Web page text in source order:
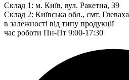
Склад 1: м. Київ, вул. Ракетна, 39
Склад 2: Київська обл., смт. Глеваха
в залежності від типу продукції
час роботи Пн-Пт 9:00-17:30